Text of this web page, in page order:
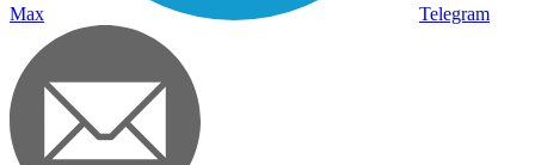
Max Telegram